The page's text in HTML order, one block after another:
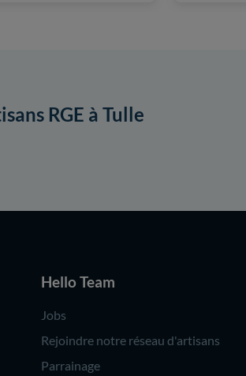
RGE à Tulle
Hello Team
Jobs
Rejoindre notre réseau d'artisans
Parrainage